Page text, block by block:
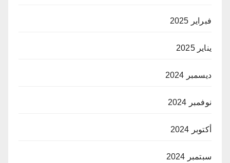
فبراير 2025
يناير 2025
ديسمبر 2024
نوفمبر 2024
أكتوبر 2024
سبتمبر 2024